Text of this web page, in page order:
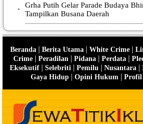
•
Grha Putih Gelar Parade Budaya
Tampilkan Busana Daerah
Beranda| Berita Utama| White Crime|
Crime | Peradilan | Pidana | Perdata |
Eksekutif| Selebriti | Pemilu | Nusantara|
Gaya Hidup | Opini Hukum | Profil